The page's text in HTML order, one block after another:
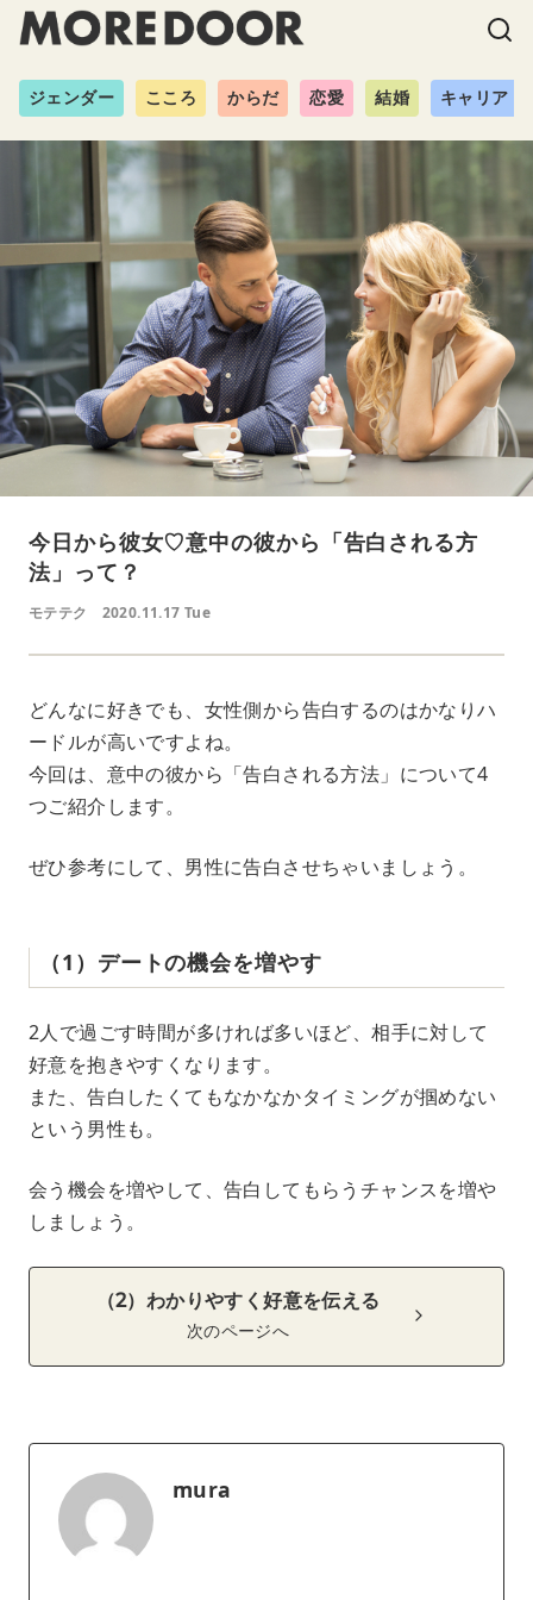
ジェンダー こころ からだ 恋愛 結婚 キャリア
今日から彼女♡意中の彼から「告白される方
法」って？
モテテク 2020.11.17 Tue
どんなに好きでも、女性側から告白するのはかなりハ
ードルが高いですよね。
今回は、意中の彼から「告白される方法」について4
つご紹介します。
ぜひ参考にして、男性に告白させちゃいましょう。
（1）デートの機会を増やす
2人で過ごす時間が多ければ多いほど、相手に対して
好意を抱きやすくなります。
また、告白したくてもなかなかタイミングが掴めない
という男性も。
会う機会を増やして、告白してもらうチャンスを増や
しましょう。
（2）わかりやすく好意を伝える
次のページへ
mura